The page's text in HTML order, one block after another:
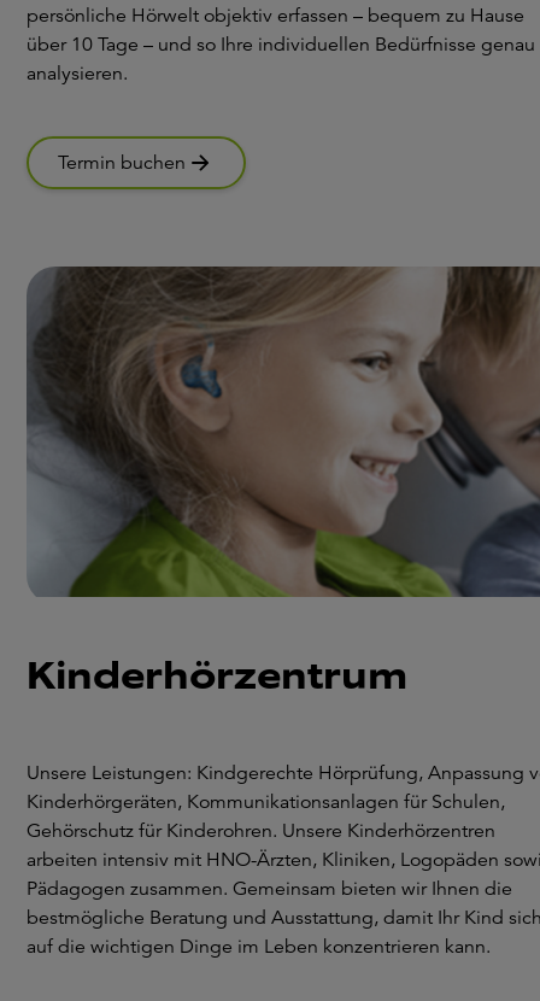
persönliche Hörwelt objektiv erfassen – bequem zu Hause
über 10 Tage – und so Ihre individuellen Bedürfnisse genau
analysieren.
Termin buchen
Kinderhörzentrum
Unsere Leistungen: Kindgerechte Hörprüfung, Anpassung
Kinderhörgeräten, Kommunikationsanlagen für Schulen,
Gehörschutz für Kinderohren. Unsere Kinderhörzentren
arbeiten intensiv mit HNO-Ärzten, Kliniken, Logopäden
Pädagogen zusammen. Gemeinsam bieten wir Ihnen die
bestmögliche Beratung und Ausstattung, damit Ihr Kind
auf die wichtigen Dinge im Leben konzentrieren kann.